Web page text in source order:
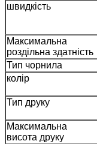
швидкість
Максимальна
роздільна здатність
Тип чорнила
колір
Тип друку
Максимальна
висота друку